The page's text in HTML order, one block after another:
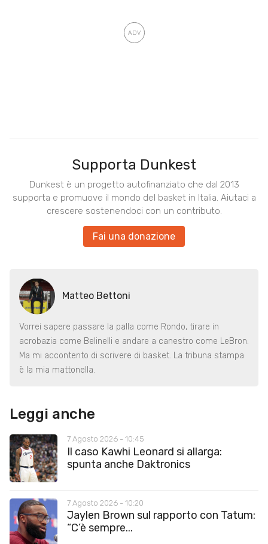
Supporta Dunkest
Dunkest è un progetto autofinanziato che dal 2013
supporta e promuove il mondo del basket in Italia. Aiutaci a
crescere sostenendoci con un contributo.
Fai una donazione
Matteo Bettoni
Vorrei sapere passare la palla come Rondo, tirare in
acrobazia come Belinelli e andare a canestro come LeBron.
Ma mi accontento di scrivere di basket. La tribuna stampa
è la mia mattonella.
Leggi anche
7 Agosto 2026 - 10:45
Il caso Kawhi Leonard si allarga:
spunta anche Daktronics
7 Agosto 2026 - 10:20
Jaylen Brown sul rapporto con Tatum:
“C’è sempre...